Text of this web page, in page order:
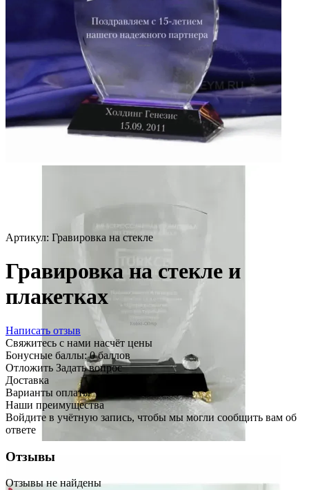
Артикул: Гравировка на стекле
Гравировка на стекле и
плакетках
Написать отзыв
Свяжитесь с нами насчёт цены
Бонусные баллы: 0 баллов
Отложить Задать вопрос
Доставка
Варианты оплаты
Наши преимущества
Войдите в учётную запись, чтобы мы могли сообщить вам об
ответе
Отзывы
Отзывы не найдены